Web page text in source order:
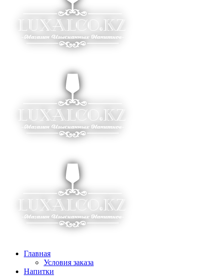
Главная
Условия заказа
Напитки